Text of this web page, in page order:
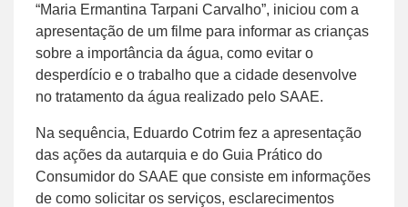
“Maria Ermantina Tarpani Carvalho”, iniciou com a
apresentação de um filme para informar as crianças
sobre a importância da água, como evitar o
desperdício e o trabalho que a cidade desenvolve
no tratamento da água realizado pelo SAAE.
Na sequência, Eduardo Cotrim fez a apresentação
das ações da autarquia e do Guia Prático do
Consumidor do SAAE que consiste em informações
de como solicitar os serviços, esclarecimentos